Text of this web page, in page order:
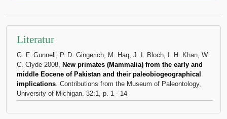
Literatur
G. F. Gunnell, P. D. Gingerich, M. Haq, J. I. Bloch, I. H. Khan, W.
C. Clyde 2008, New primates (Mammalia) from the early and
middle Eocene of Pakistan and their paleobiogeographical
implications. Contributions from the Museum of Paleontology,
University of Michigan. 32:1, p. 1 - 14